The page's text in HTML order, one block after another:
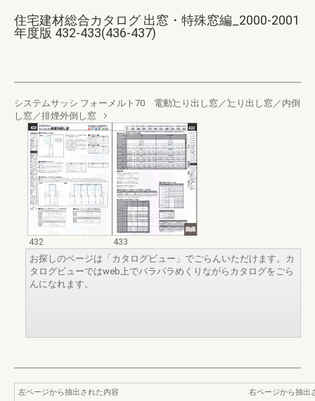
住宅建材総合カタログ 出窓・特殊窓編_2000-2001
年度版 432-433(436-437)
システムサッシ フォーメルト70 電動辷り出し窓／辷り出し窓／内倒
し窓／排煙外倒し窓
432
433
お探しのページは「カタログビュー」でごらんいただけます。カ
タログビューではweb上でパラパラめくりながらカタログをごら
んになれます。
左ページから抽出された内容
右ページから抽出